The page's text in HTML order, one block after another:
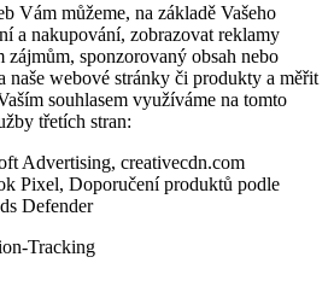
Vám můžeme, na základě Vašeho
a nakupování, zobrazovat reklamy
zájmům, sponzorovaný obsah nebo
naše webové stránky či produkty a měřit
souhlasem využíváme na tomto
třetích stran:
Advertising, creativecdn.com
Pixel, Doporučení produktů podle
Defender
Tracking